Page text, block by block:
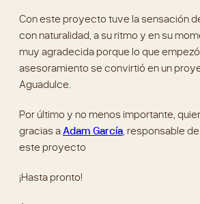
asesoramiento se convirtió en un
Aguadulce.
Por último y no menos importante,
gracias aAdam García, responsable
este proyecto
¡Hasta pronto!
Ana.